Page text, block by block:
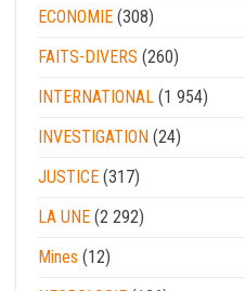
ECONOMIE (308)
FAITS-DIVERS (260)
INTERNATIONAL (1 954)
INVESTIGATION (24)
JUSTICE (317)
LA UNE (2 292)
Mines (12)